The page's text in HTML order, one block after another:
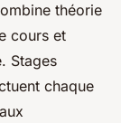
théorie
cours et
Stages
chaque